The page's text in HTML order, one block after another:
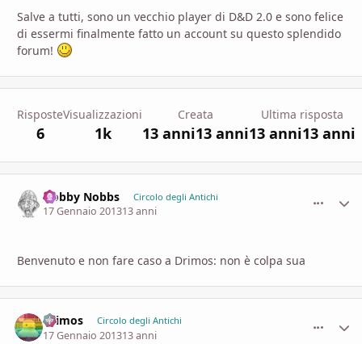
Salve a tutti, sono un vecchio player di D&D 2.0 e sono felice
di essermi finalmente fatto un account su questo splendido
forum!
Risposte
6
Visualizzazioni
1k
Creata
13 anni13 anni
Ultima risposta
13 anni13 anni
Nobby Nobbs Circolo degli Antichi
17 Gennaio 201313 anni
Benvenuto e non fare caso a Drimos: non è colpa sua
Drimos Circolo degli Antichi
17 Gennaio 201313 anni